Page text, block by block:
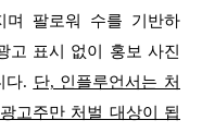
며 팔로워 수를 기반하
고 표시 없이 홍보 사진
다. 단, 인플루언서는 처
고주만 처벌 대상이 됩